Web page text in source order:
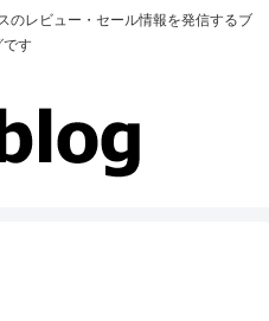
のレビュー・セール情報を発信するブ
です